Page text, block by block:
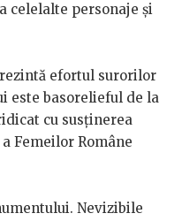
celelalte personaje și
efortul surorilor
este basorelieful de la
cu susținerea
Femeilor Române
Nevizibile